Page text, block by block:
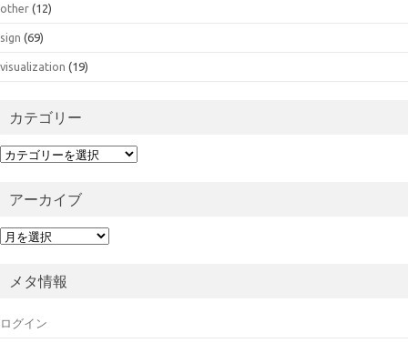
other (12)
sign (69)
visualization (19)
カテゴリー
カ
アーカイブ
ア
イメタ情報
ログイン